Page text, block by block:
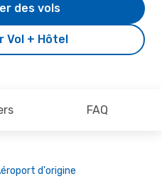
Vol + Hôtel
des vols
FAQ
d'origine